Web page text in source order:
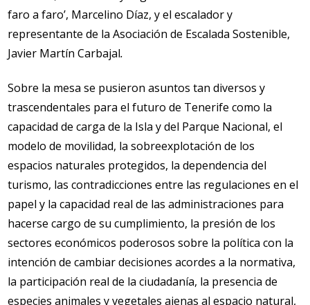
faro a faro’, Marcelino Díaz, y el escalador y
representante de la Asociación de Escalada Sostenible,
Javier Martín Carbajal.
Sobre la mesa se pusieron asuntos tan diversos y
trascendentales para el futuro de Tenerife como la
capacidad de carga de la Isla y del Parque Nacional, el
modelo de movilidad, la sobreexplotación de los
espacios naturales protegidos, la dependencia del
turismo, las contradicciones entre las regulaciones en el
papel y la capacidad real de las administraciones para
hacerse cargo de su cumplimiento, la presión de los
sectores económicos poderosos sobre la política con la
intención de cambiar decisiones acordes a la normativa,
la participación real de la ciudadanía, la presencia de
especies animales y vegetales ajenas al espacio natural,